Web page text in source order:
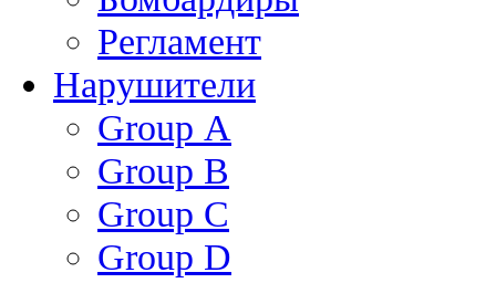
Регламент
Нарушители
Group А
Group В
Group С
Group D